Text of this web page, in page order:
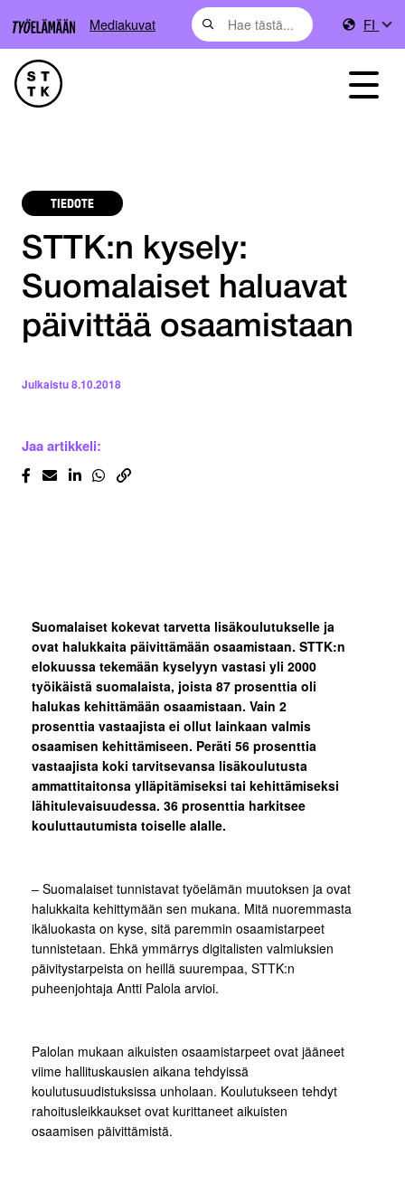
Mediakuvat FI
TIEDOTE
STTK:n kysely:
Suomalaiset haluavat
päivittää osaamistaan
Julkaistu8.10.2018
Jaa artikkeli:
Suomalaiset kokevat tarvetta lisäkoulutukselle ja
ovat halukkaita päivittämään osaamistaan. STTK:n
elokuussa tekemään kyselyyn vastasi yli 2000
työikäistä suomalaista, joista 87 prosenttia oli
halukas kehittämään osaamistaan. Vain 2
prosenttia vastaajista ei ollut lainkaan valmis
osaamisen kehittämiseen. Peräti 56 prosenttia
vastaajista koki tarvitsevansa lisäkoulutusta
ammattitaitonsa ylläpitämiseksi tai kehittämiseksi
lähitulevaisuudessa. 36 prosenttia harkitsee
kouluttautumista toiselle alalle.
– Suomalaiset tunnistavat työelämän muutoksen ja ovat
halukkaita kehittymään sen mukana. Mitä nuoremmasta
ikäluokasta on kyse, sitä paremmin osaamistarpeet
tunnistetaan. Ehkä ymmärrys digitalisten valmiuksien
päivitystarpeista on heillä suurempaa, STTK:n
puheenjohtaja Antti Palola arvioi.
Palolan mukaan aikuisten osaamistarpeet ovat jääneet
viime hallituskausien aikana tehdyissä
koulutusuudistuksissa unholaan. Koulutukseen tehdyt
rahoitusleikkaukset ovat kurittaneet aikuisten
osaamisen päivittämistä.